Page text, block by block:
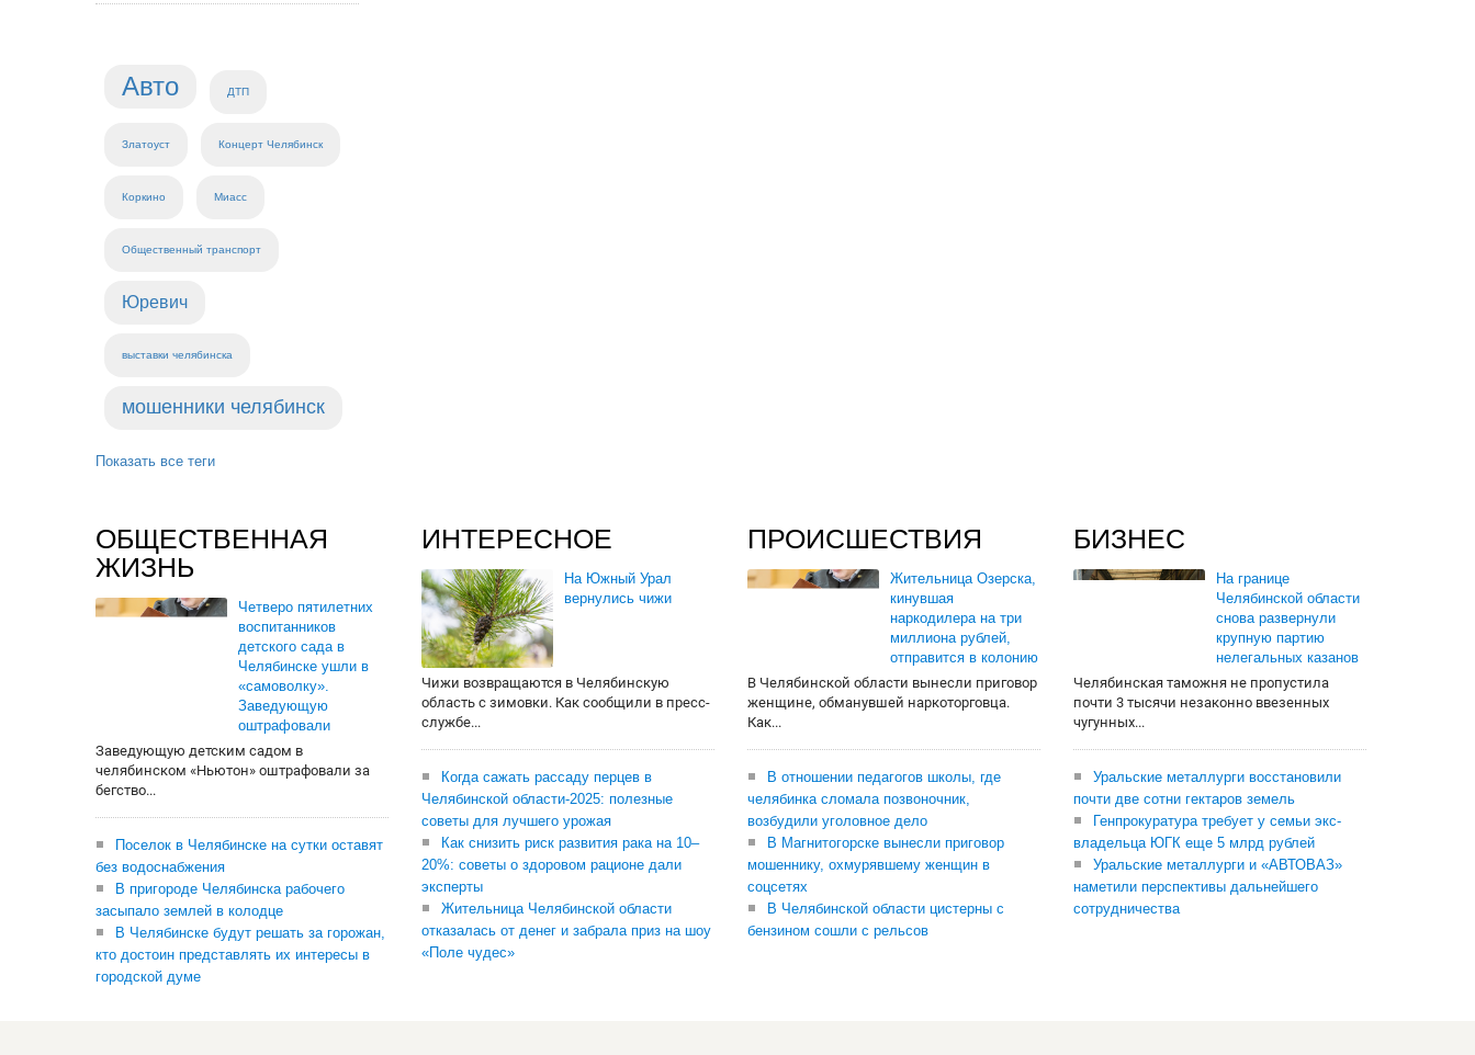
Авто ДТП
Златоуст Концерт Челябинск
Коркино Миасс
Общественный транспорт
Юревич
выставки челябинска
мошенники челябинск
Показать все теги
ОБЩЕСТВЕННАЯ
ЖИЗНЬ
Четверо пятилетних
воспитанников
детского сада в
Челябинске ушли в
«самоволку».
Заведующую
оштрафовали
Заведующую детским садом в
челябинском «Ньютон» оштрафовали за
бегство...
Поселок в Челябинске на сутки оставят
без водоснабжения
В пригороде Челябинска рабочего
засыпало землей в колодце
В Челябинске будут решать за горожан,
кто достоин представлять их интересы в
городской думе
ИНТЕРЕСНОЕ
На Южный Урал
вернулись чижи
Чижи возвращаются в Челябинскую
область с зимовки. Как сообщили в пресс-
службе...
Когда сажать рассаду перцев в
Челябинской области-2025: полезные
советы для лучшего урожая
Как снизить риск развития рака на 10–
20%: советы о здоровом рационе дали
эксперты
Жительница Челябинской области
отказалась от денег и забрала приз на шоу
«Поле чудес»
ПРОИСШЕСТВИЯ
Жительница Озерска,
кинувшая
наркодилера на три
миллиона рублей,
отправится в колонию
В Челябинской области вынесли приговор
женщине, обманувшей наркоторговца.
Как...
В отношении педагогов школы, где
челябинка сломала позвоночник,
возбудили уголовное дело
В Магнитогорске вынесли приговор
мошеннику, охмурявшему женщин в
соцсетях
В Челябинской области цистерны с
бензином сошли с рельсов
БИЗНЕС
На границе
Челябинской области
снова развернули
крупную партию
нелегальных казанов
Челябинская таможня не пропустила
почти 3 тысячи незаконно ввезенных
чугунных...
Уральские металлурги восстановили
почти две сотни гектаров земель
Генпрокуратура требует у семьи экс-
владельца ЮГК еще 5 млрд рублей
Уральские металлурги и «АВТОВАЗ»
наметили перспективы дальнейшего
сотрудничества